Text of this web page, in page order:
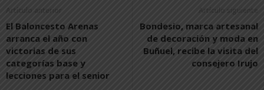
Artículo anterior
El Baloncesto Arenas
arranca el año con
victorias de sus
categorías base y
lecciones para el senior
Artículo siguiente
Bondesio, marca artesanal
de decoración y moda en
Buñuel, recibe la visita del
consejero Irujo